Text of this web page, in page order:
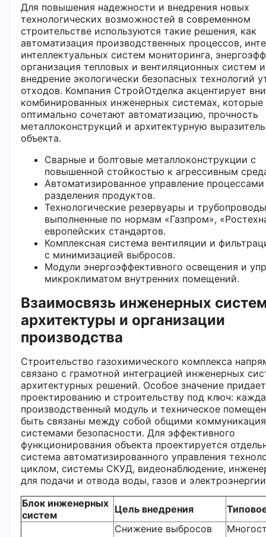
Для повышения надежности и внедрения новых
технологических возможностей в современном
строительстве используются такие решения, как
автоматизация производственных процессов,
интеллектуальных систем мониторинга,
организация тепловых и вентиляционных систем и
внедрение экологически безопасных технологий
отходов. Компания СтройОтделка акцентирует
комбинированных инженерных системах, которые
оптимально сочетают автоматизацию, прочность
металлоконструкций и архитектурную
объекта.
Сварные и болтовые металлоконструкции с
повышенной стойкостью к агрессивным
Автоматизированное управление процессами
разделения продуктов.
Технологические резервуары и
выполненные по нормам «Газпром»,
европейских стандартов.
Комплексная система вентиляции и
с минимизацией выбросов.
Модули энергоэффективного освещения и
микроклиматом внутренних помещений.
Взаимосвязь инженерных
архитектуры и организации
производства
Строительство газохимического комплекса
связано с грамотной интеграцией инженерных
архитектурных решений. Особое значение
проектированию и строительству под ключ:
производственный модуль и техническое
быть связаны между собой общими
системами безопасности. Для эффективного
функционирования объекта проектируется
система автоматизированного управления
циклом, системы СКУД, видеонаблюдение,
для подачи и отвода воды, газов и
Блок инженерных
систем
Цель внедрения
Снижение выбросов